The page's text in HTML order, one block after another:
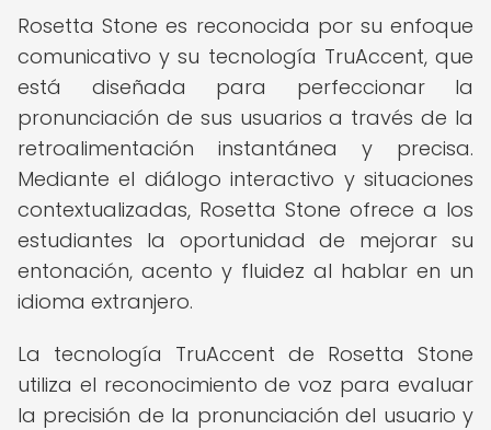
Rosetta Stone es reconocida por su enfoque
comunicativo y su tecnología TruAccent, que
está diseñada para perfeccionar la
pronunciación de sus usuarios a través de la
retroalimentación instantánea y precisa.
Mediante el diálogo interactivo y situaciones
contextualizadas, Rosetta Stone ofrece a los
estudiantes la oportunidad de mejorar su
entonación, acento y fluidez al hablar en un
idioma extranjero.
La tecnología TruAccent de Rosetta Stone
utiliza el reconocimiento de voz para evaluar
la precisión de la pronunciación del usuario y